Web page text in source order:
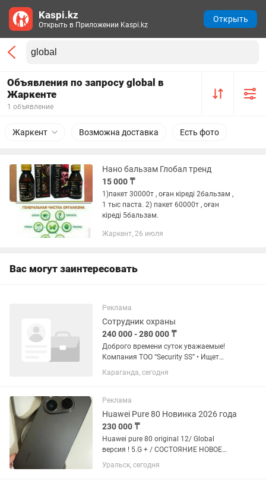
Объявления по запросу global в
Жаркенте
1 объявление
Жаркент Возможна доставка Есть фото
Нано бальзам Глобал тренд
15 000 ₸
1)пакет 30000т , оған кіреді 2бальзам ,
1 тыс паста. 2) пакет 60000т , оған
кіреді 5бальзам.
Жаркент, 26 июля
Вас могут заинтересовать
Реклама
Сотрудник охраны
240 000 - 280 000 ₸
Доброго времени суток уважаемые!
Компания ТОО “Security SS” • Ищет
кандидатов на должность охранника (
Сотрудника Службы безопасности) •
Караганда, сегодня
Реклама
Huawei Pure 80 Новинка 2026 года
230 000 ₸
Huawei pure 80 original 12/ Global
версия ! 5.G + / СОСТОЯНИЕ НОВОЕ
ИДЕАЛ / дорогой чехол / Face iD /
очень редкий флагман ! Продажа или
Уральск, сегодня
Kaspi.kz
Открыть в Приложении Kaspi.kz
Открыть